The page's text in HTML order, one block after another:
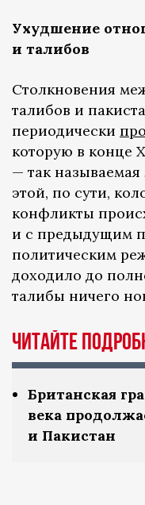
Ухудшение
и талибов
Столкновения
талибов и
периодически
которую в конце
— так
этой, по сути,
конфликты
и с предыдущим
политическим
доходило до
талибы ничего
Читайте
Британская
века
и Пакистан